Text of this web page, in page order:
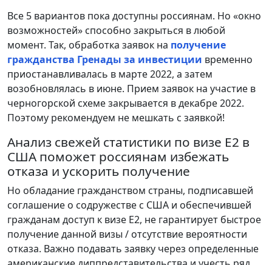
Все 5 вариантов пока доступны россиянам. Но «окно
возможностей» способно закрыться в любой
момент. Так, обработка заявок на получение
гражданства Гренады за инвестиции временно
приостанавливалась в марте 2022, а затем
возобновлялась в июне. Прием заявок на участие в
черногорской схеме закрывается в декабре 2022.
Поэтому рекомендуем не мешкать с заявкой!
Анализ свежей статистики по визе E2 в
США поможет россиянам избежать
отказа и ускорить получение
Но обладание гражданством страны, подписавшей
соглашение о содружестве с США и обеспечившей
гражданам доступ к визе E2, не гарантирует быстрое
получение данной визы / отсутствие вероятности
отказа. Важно подавать заявку через определенные